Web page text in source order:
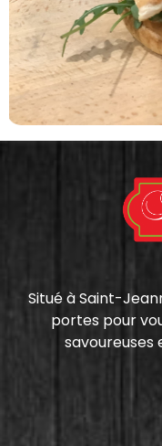
Situé à Saint-
portes pour
savoureuses